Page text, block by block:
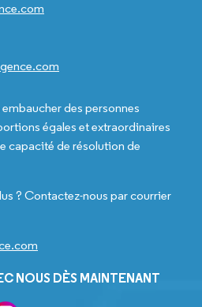
des personnes
égales et extraordinaires
capacité de résolution de
? Contactez-nous par courrier
NOUS DÈS MAINTENANT